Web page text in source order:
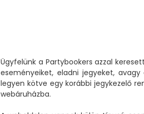
Ügyfelünk a Partybookers azzal
eseményeiket, eladni jegyeket,
legyen kötve egy korábbi jegykezelő
webáruházba.